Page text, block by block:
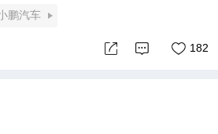
鹏汽车
182